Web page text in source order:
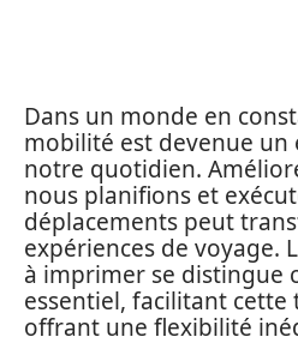
Dans un monde en
mobilité est devenue un
notre quotidien.
nous planifions et
déplacements peut
expériences de voyage.
à imprimer se distingue
essentiel, facilitant cette
offrant une flexibilité